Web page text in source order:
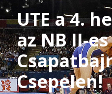
UTE a 4.
az NB II-es
Csepelen!